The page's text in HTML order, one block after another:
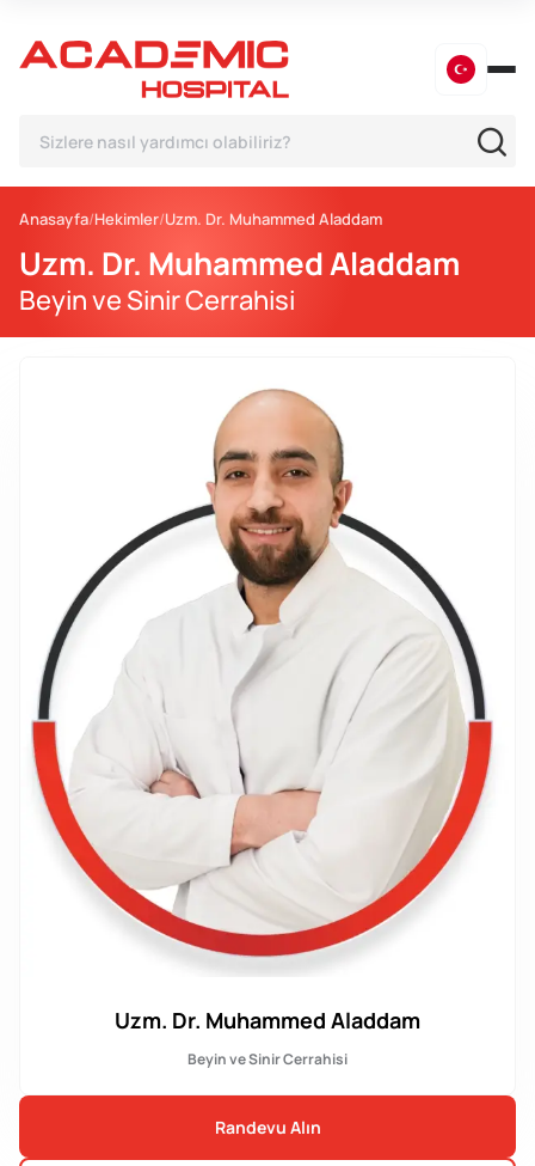
Anasayfa Hekimler Uzm. Dr. Muhammed Aladdam
Uzm. Dr. Muhammed Aladdam
Beyin ve Sinir Cerrahisi
Uzm. Dr. Muhammed Aladdam
Beyin ve Sinir Cerrahisi
Randevu Alın